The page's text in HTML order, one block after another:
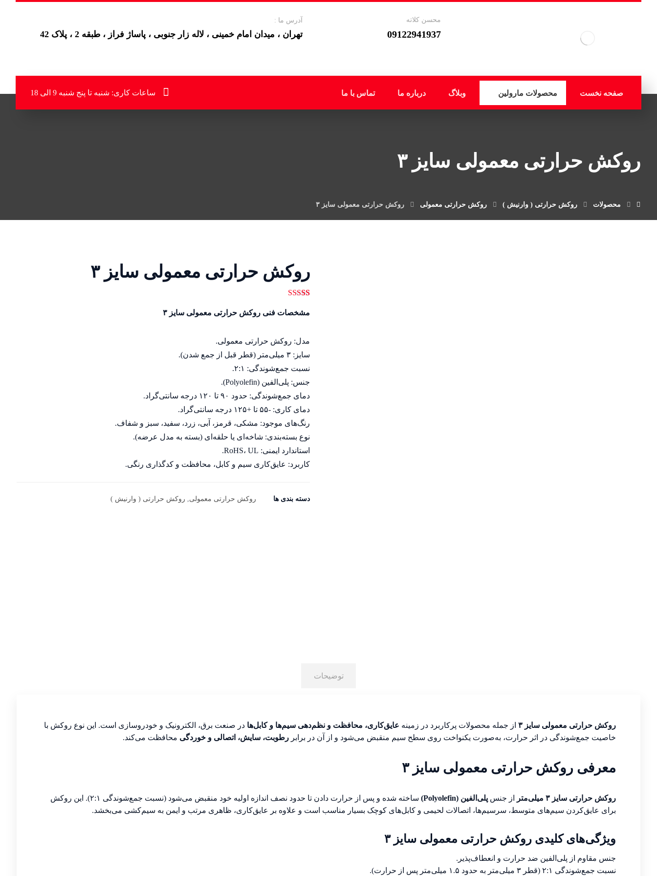
آدرس ما :
تهران ، میدان امام خمینی ، لاله زار جنوبی ، پاساژ فراز ، طبقه 2 ، پلاک 42
محسن کلاته
09122941937
صفحه نخست محصولات مارولین وبلاگ درباره ما تماس با ما ساعات کاری: شنبه تا پنج شنبه 9 الی 18
روکش حرارتی معمولی سایز ۳
محصولات روکش حرارتی ( وارنیش ) روکش حرارتی معمولی روکش حرارتی معمولی سایز ۳
روکش حرارتی معمولی سایز ۳
5.00از 5 در
مشخصات فنی روکش حرارتی معمولی سایز ۳
مدل: روکش حرارتی معمولی.
سایز: ۳ میلی‌متر (قطر قبل از جمع شدن).
نسبت جمع‌شوندگی: ۲:۱.
جنس: پلی‌الفین (Polyolefin).
دمای جمع‌شوندگی: حدود ۹۰ تا ۱۲۰ درجه سانتی‌گراد.
دمای کاری: -۵۵ تا +۱۲۵ درجه سانتی‌گراد.
رنگ‌های موجود: مشکی، قرمز، آبی، زرد، سفید، سبز و شفاف.
نوع بسته‌بندی: شاخه‌ای یا حلقه‌ای (بسته به مدل عرضه).
استاندارد ایمنی: RoHS، UL.
کاربرد: عایق‌کاری سیم و کابل، محافظت و کدگذاری رنگی.
دسته بندی ها روکش حرارتی معمولی روکش حرارتی ( وارنیش )
توضیحات
روکش حرارتی معمولی سایز ۳ از جمله محصولات پرکاربرد در زمینه عایق‌کاری، محافظت و نظم‌دهی سیم‌ها و کابل‌ها در صنعت برق، الکترونیک و خودروسازی است. این نوع روکش با
خاصیت جمع‌شوندگی در اثر حرارت، به‌صورت یکنواخت روی سطح سیم منقبض می‌شود و از آن در برابر رطوبت، سایش، اتصالی و خوردگی محافظت می‌کند.
معرفی روکش حرارتی معمولی سایز ۳
روکش حرارتی سایز ۳ میلی‌متر از جنس پلی‌الفین (Polyolefin)
ساخته شده و پس از حرارت دادن تا حدود نصف اندازه اولیه خود منقبض می‌شود (نسبت جمع‌شوندگی ۲:۱). این روکش
برای عایق‌کردن سیم‌های متوسط، سرسیم‌ها، اتصالات لحیمی و کابل‌های کوچک بسیار مناسب است و علاوه بر عایق‌کاری، ظاهری مرتب و ایمن به سیم‌کشی می‌بخشد.
ویژگی‌های کلیدی روکش حرارتی معمولی سایز ۳
جنس مقاوم از پلی‌الفین ضد حرارت و انعطاف‌پذیر.
نسبت جمع‌شوندگی ۲:۱ (قطر ۳ میلی‌متر به حدود ۱.۵ میلی‌متر پس از حرارت).